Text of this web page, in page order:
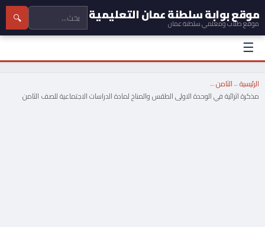
موقع بوابة سلطنة عمان التعليمية
موقع طلاب ومعلمي سلطنة عمان 🔍
☰
الرئيسية←الثامن←
مذكرة اثرائية في الوحدة الاولى الطقس والمناخ لمادة الدراسات الاجتماعية للصف الثامن